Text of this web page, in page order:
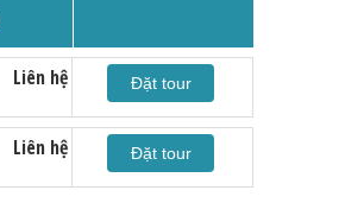
Liên hệ Đặt tour
Liên hệ Đặt tour